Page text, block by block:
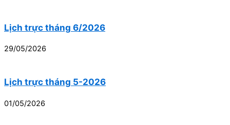
Lịch trực tháng 6/2026
29/05/2026
Lịch trực tháng 5-2026
01/05/2026